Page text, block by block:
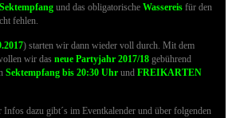
Sektempfang und das obligatorische Wassereis für den
fehlen.
) starten wir dann wieder voll durch. Mit dem
wir das neue Partyjahr 2017/18 gebührend
Sektempfang bis 20:30 Uhr und FREIKARTEN
Infos dazu gibt´s im Eventkalender und über folgenden